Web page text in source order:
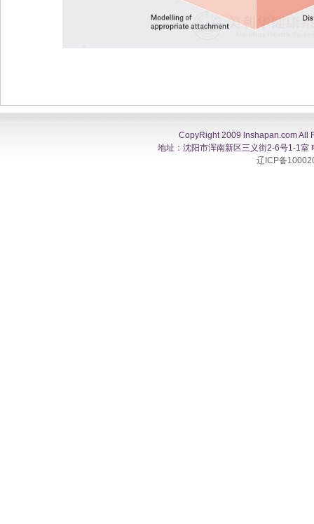
CopyRight 2009 lnshapan.com All
地址：沈阳市浑南新区三义街2-6号1-1
辽ICP备